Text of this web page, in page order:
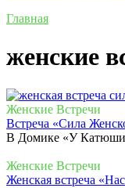
Главная
женские
Женские Встречи
Встреча «Сила
В Домике «У
Женские Встречи
Женская встреча